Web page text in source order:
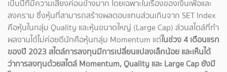
เป็นปีที่มีความเสี่ยงค่อนข้างมาก โดยเฉพาะในเรื่องของเงินเฟ้อและ
สงคราม ซึ่งหุ้นที่สามารถสร้างผลตอบแทนส่วนเกินจาก SET Index
คือหุ้นในกลุ่ม Quality และหุ้นขนาดใหญ่ (Large Cap) ส่วนสไตล์ที่ทำ
ผลงานได้ไม่ค่อยดีนักคือหุ้นกลุ่ม Momentum แต่ในช่วง 4 เดือนแรก
ของปี 2023 สไตล์การลงทุนมีการเปลี่ยนแปลงเล็กน้อย และเห็นได้
ว่าการลงทุนด้วยสไตล์ Momentum, Quality และ Large Cap ยังมี